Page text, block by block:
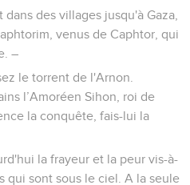
des villages jusqu'à Gaza,
venus de Caphtor, qui
–
le torrent de l'Arnon.
l’Amoréen Sihon, roi de
la conquête, fais-lui la
la frayeur et la peur vis-à-
qui sont sous le ciel. A la seule